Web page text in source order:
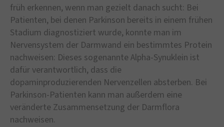
früh erkennen, wenn man gezielt danach sucht: Bei
Patienten, bei denen Parkinson bereits in einem frühen
Stadium diagnostiziert wurde, konnte man im
Nervensystem der Darmwand ein bestimmtes Protein
nachweisen: Dieses sogenannte Alpha-Synuklein ist
dafür verantwortlich, dass die
dopaminproduzierenden Nervenzellen absterben. Bei
Parkinson-Patienten kann man außerdem eine
veränderte Zusammensetzung der Darmflora
nachweisen.